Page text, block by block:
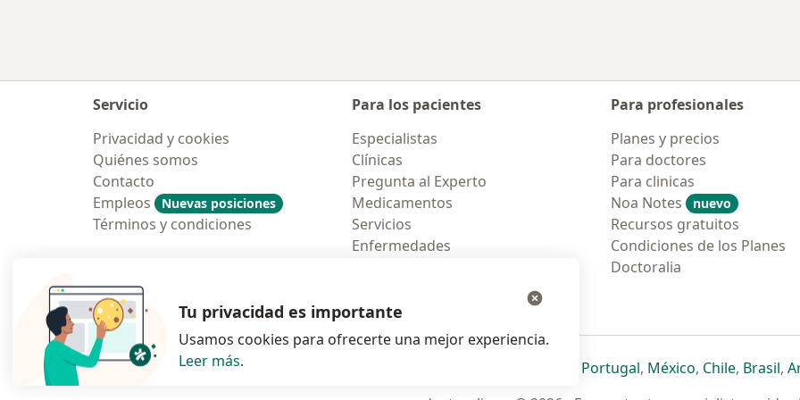
Servicio
Privacidad y cookies
Quiénes somos
Contacto
Empleos
Nuevas posiciones
Términos y condiciones
Para los pacientes
Especialistas
Clínicas
Pregunta al Experto
Medicamentos
Servicios
Enfermedades
Para profesionales
Planes y precios
Para doctores
Para clinicas
Noa Notes
nuevo
Recursos gratuitos
Condiciones de los Planes
Doctoralia
Polska se abre en una nueva pestaña
se abre en una nueva pestaña
se abre en una nueva pestaña
se abre en una nueva pestaña
Portugalse abre en una nueva
, Méxicose abre en una
, Chilese abre
, Brasilse
,
Tu privacidad es importante
Usamos cookies para ofrecerte una mejor experiencia.
Leer más.